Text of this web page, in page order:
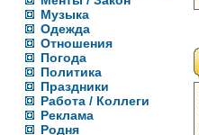
Музыка
Одежда
Отношения
Погода
Политика
Праздники
Работа / Коллеги
Реклама
Родня